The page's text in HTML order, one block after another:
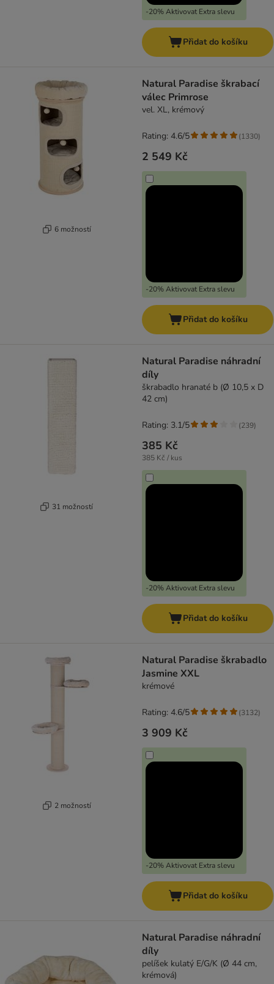
-20% Aktivovat Extra slevu
Přidat do košíku
6 možností
Natural Paradise škrabací
válec Primrose
vel. XL, krémový
2 549 Kč
-20% Aktivovat Extra slevu
Rating: 4.6/5 (1330)
Přidat do košíku
31 možností
Natural Paradise náhradní
díly
škrabadlo hranaté b (Ø 10,5 x D
42 cm)
385 Kč
385 Kč / kus
-20% Aktivovat Extra slevu
Rating: 3.1/5 (239)
Přidat do košíku
2 možností
Natural Paradise škrabadlo
Jasmine XXL
krémové
3 909 Kč
-20% Aktivovat Extra slevu
Rating: 4.6/5 (3132)
Přidat do košíku
Natural Paradise náhradní
díly
pelíšek kulatý E/G/K (Ø 44 cm,
krémová)